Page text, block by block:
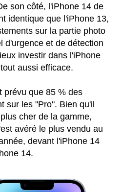
son côté, l'iPhone 14 de
identique que l'iPhone 13,
sur la partie photo
d'urgence et de détection
investir dans l'iPhone
aussi efficace.
prévu que 85 % des
sur les "Pro". Bien qu'il
cher de la gamme,
avéré le plus vendu au
devant l'iPhone 14
14.